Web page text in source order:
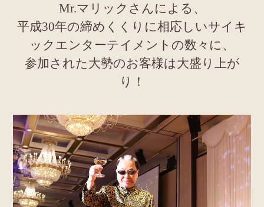
Mr.マリックさんによる、
平成30年の締めくくりに相応しいサイキ
ックエンターテイメントの数々に、
参加された大勢のお客様は大盛り上が
り！